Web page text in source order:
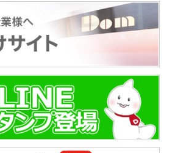
介されました！
キャリア株式会社が運営する一般社団法
ナビが紹介されました